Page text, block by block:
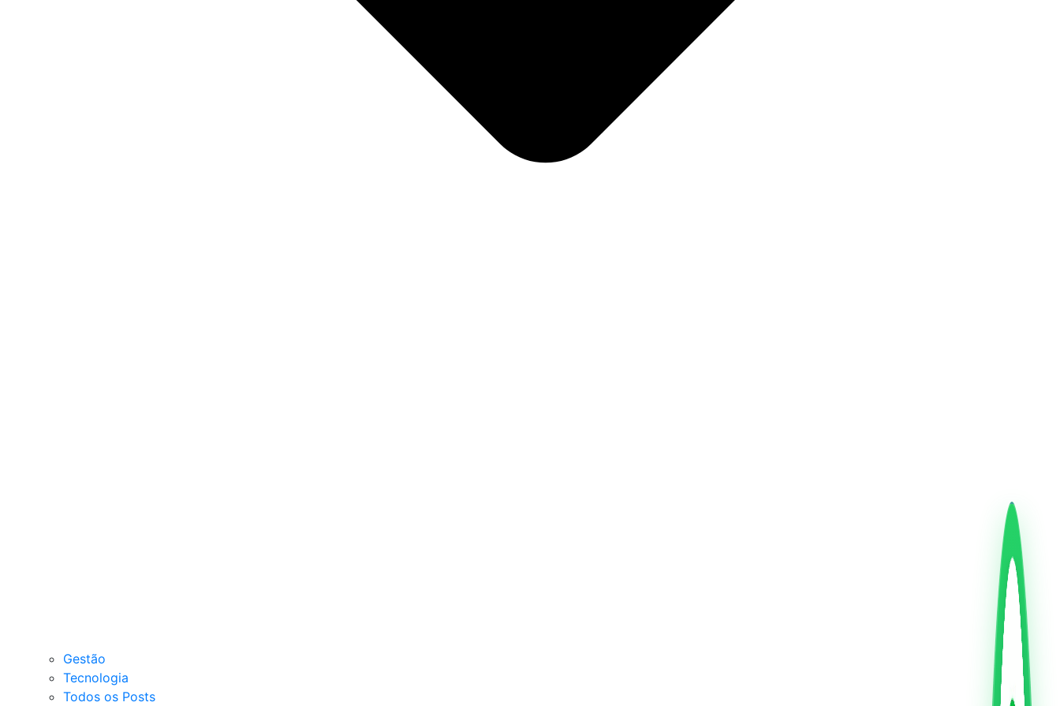
Gestão
Tecnologia
Todos os Posts